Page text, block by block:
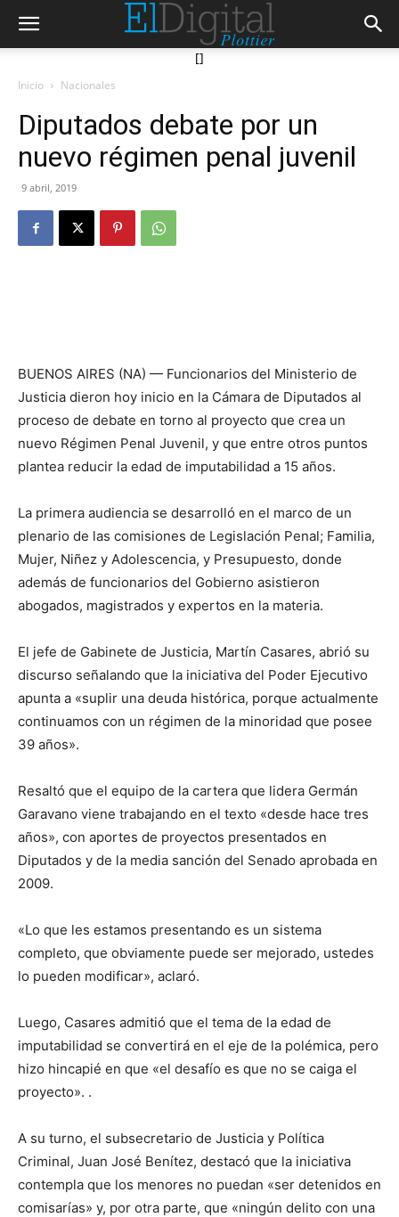
[]
Inicio Nacionales
Diputados debate por un
nuevo régimen penal juvenil
9 abril, 2019
BUENOS AIRES (NA) — Funcionarios del Ministerio de
Justicia dieron hoy inicio en la Cámara de Diputados al
proceso de debate en torno al proyecto que crea un
nuevo Régimen Penal Juvenil, y que entre otros puntos
plantea reducir la edad de imputabilidad a 15 años.
La primera audiencia se desarrolló en el marco de un
plenario de las comisiones de Legislación Penal; Familia,
Mujer, Niñez y Adolescencia, y Presupuesto, donde
además de funcionarios del Gobierno asistieron
abogados, magistrados y expertos en la materia.
El jefe de Gabinete de Justicia, Martín Casares, abrió su
discurso señalando que la iniciativa del Poder Ejecutivo
apunta a «suplir una deuda histórica, porque actualmente
continuamos con un régimen de la minoridad que posee
39 años».
Resaltó que el equipo de la cartera que lidera Germán
Garavano viene trabajando en el texto «desde hace tres
años», con aportes de proyectos presentados en
Diputados y de la media sanción del Senado aprobada en
2009.
«Lo que les estamos presentando es un sistema
completo, que obviamente puede ser mejorado, ustedes
lo pueden modificar», aclaró.
Luego, Casares admitió que el tema de la edad de
imputabilidad se convertirá en el eje de la polémica, pero
hizo hincapié en que «el desafío es que no se caiga el
proyecto». .
A su turno, el subsecretario de Justicia y Política
Criminal, Juan José Benítez, destacó que la iniciativa
contempla que los menores no puedan «ser detenidos en
comisarías» y, por otra parte, que «ningún delito con una